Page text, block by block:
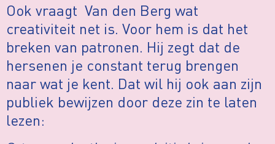
Ook vraagt Van den Berg wat
creativiteit net is. Voor hem is dat het
breken van patronen. Hij zegt dat de
hersenen je constant terug brengen
naar wat je kent. Dat wil hij ook aan zijn
publiek bewijzen door deze zin te laten
lezen: